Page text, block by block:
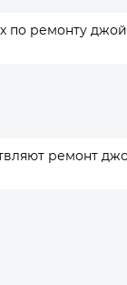
по ремонту
ремонт